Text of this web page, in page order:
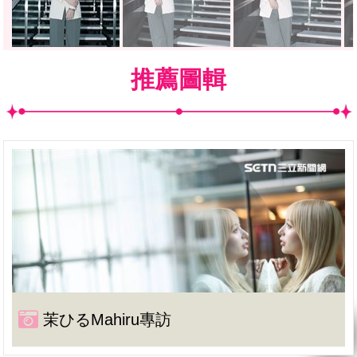
推薦圖輯
茉ひるMahiru專訪